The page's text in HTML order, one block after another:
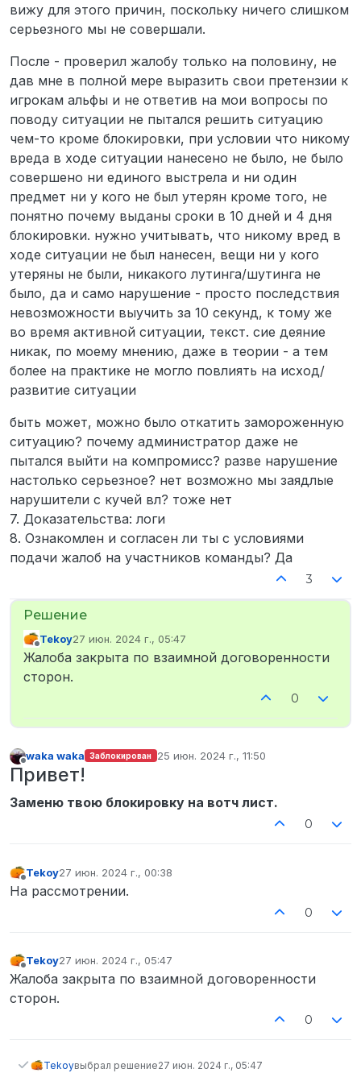
вижу для этого причин, поскольку ничего слишком
серьезного мы не совершали.
После - проверил жалобу только на половину, не
дав мне в полной мере выразить свои претензии к
игрокам альфы и не ответив на мои вопросы по
поводу ситуации не пытался решить ситуацию
чем-то кроме блокировки, при условии что никому
вреда в ходе ситуации нанесено не было, не было
совершено ни единого выстрела и ни один
предмет ни у кого не был утерян кроме того, не
понятно почему выданы сроки в 10 дней и 4 дня
блокировки. нужно учитывать, что никому вред в
ходе ситуации не был нанесен, вещи ни у кого
утеряны не были, никакого лутинга/шутинга не
было, да и само нарушение - просто последствия
невозможности выучить за 10 секунд, к тому же
во время активной ситуации, текст. сие деяние
никак, по моему мнению, даже в теории - а тем
более на практике не могло повлиять на исход/
развитие ситуации
быть может, можно было откатить замороженную
ситуацию? почему администратор даже не
пытался выйти на компромисс? разве нарушение
настолько серьезное? нет возможно мы заядлые
нарушители с кучей вл? тоже нет
7. Доказательства: логи
8. Ознакомлен и согласен ли ты с условиями
подачи жалоб на участников команды? Да
3
Не в сети
Tekoy27 июн. 2024 г., 05:47
отредактировано
Жалоба закрыта по взаимной договоренности
сторон.
0
waka waka Заблокирован 25 июн. 2024 г., 11:50
отредактировано
Привет!
Заменю твою блокировку на вотч лист.
0
Не в сети
Tekoy27 июн. 2024 г., 00:38
отредактировано
На рассмотрении.
0
Не в сети
Tekoy27 июн. 2024 г., 05:47
отредактировано
Жалоба закрыта по взаимной договоренности
сторон.
0
Tekoyвыбрал решение27 июн. 2024 г., 05:47